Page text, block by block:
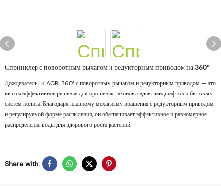
Спринклер с поворотным рычагом и редукторным приводом на 360°
Дождеватель LK AGRI 360° с поворотным рычагом и редукторным приводом — это
высокоэффективное решение для орошения газонов, садов, ландшафтов и бытовых
систем полива. Благодаря плавному механизму вращения с редукторным приводом
и регулируемой форме распыления, он обеспечивает эффективное и равномерное
распределение воды для здорового роста растений.
Share with: